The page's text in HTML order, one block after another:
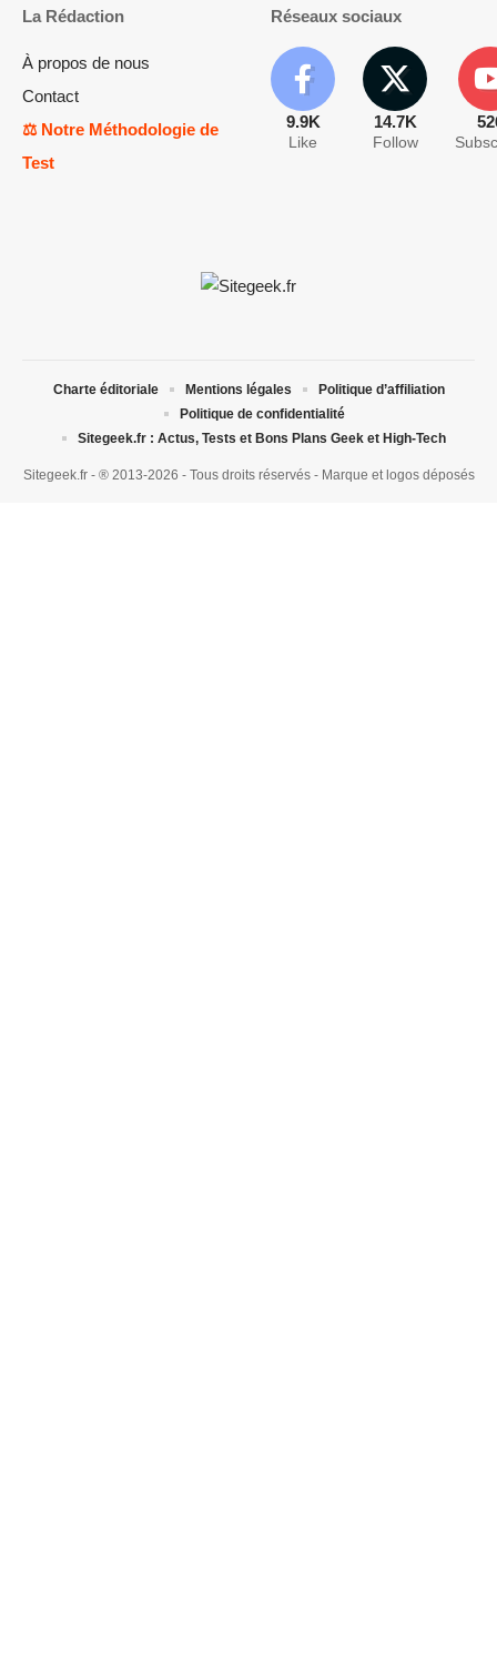
La Rédaction
À propos de nous
Contact
⚖️ Notre Méthodologie de
Test
Réseaux sociaux
9.9K
Like
14.7K
Follow
Sitegeek.fr - ® 2013-2026 - Tous droits réservés - Marque et logos déposés
Charte éditoriale Mentions légales
Politique d’affiliation
Politique de confidentialité
Sitegeek.fr : Actus, Tests et Bons Plans Geek et High-Tech